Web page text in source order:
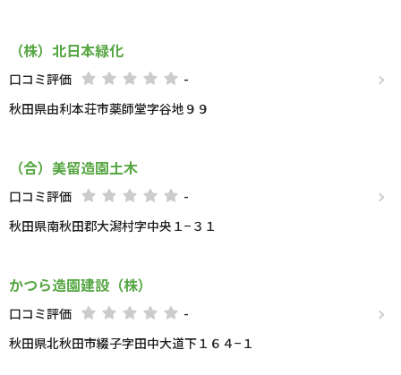
（株）北日本緑化
口コミ評価
-
秋田県由利本荘市薬師堂字谷地９９
（合）美留造園土木
口コミ評価
-
秋田県南秋田郡大潟村字中央１−３１
かつら造園建設（株）
口コミ評価
-
秋田県北秋田市綴子字田中大道下１６４−１